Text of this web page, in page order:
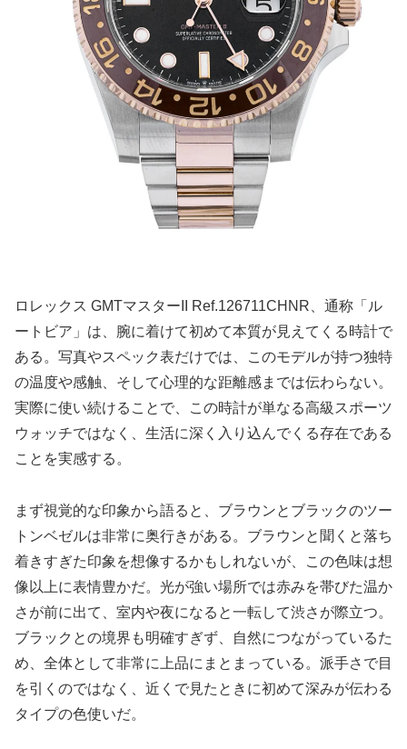
ロレックス GMTマスターII Ref.126711CHNR、通称「ル
ートビア」は、腕に着けて初めて本質が見えてくる時計で
ある。写真やスペック表だけでは、このモデルが持つ独特
の温度や感触、そして心理的な距離感までは伝わらない。
実際に使い続けることで、この時計が単なる高級スポーツ
ウォッチではなく、生活に深く入り込んでくる存在である
ことを実感する。
まず視覚的な印象から語ると、ブラウンとブラックのツー
トンベゼルは非常に奥行きがある。ブラウンと聞くと落ち
着きすぎた印象を想像するかもしれないが、この色味は想
像以上に表情豊かだ。光が強い場所では赤みを帯びた温か
さが前に出て、室内や夜になると一転して渋さが際立つ。
ブラックとの境界も明確すぎず、自然につながっているた
め、全体として非常に上品にまとまっている。派手さで目
を引くのではなく、近くで見たときに初めて深みが伝わる
タイプの色使いだ。